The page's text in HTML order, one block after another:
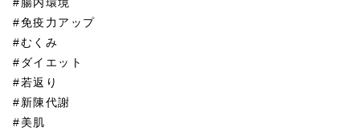
#免疫力アップ
#むくみ
#ダイエット
#若返り
#新陳代謝
#美肌